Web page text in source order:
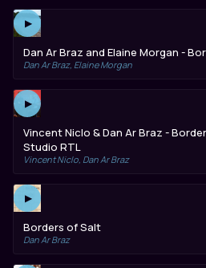
▶
Dan Ar Braz and Elaine Morgan -
Dan Ar Braz, Elaine Morgan
▶
Vincent Niclo & Dan Ar Braz -
Studio RTL
Vincent Niclo, Dan Ar Braz
▶
Borders of Salt
Dan Ar Braz